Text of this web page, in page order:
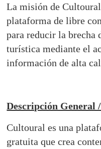
La misión de
plataforma de libre
para reducir la
turística mediante el
información de alta
Descripción General
Cultoural es una
gratuita que crea